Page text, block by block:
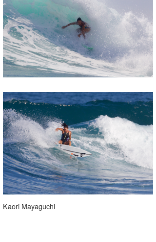
Kaori Mayaguchi